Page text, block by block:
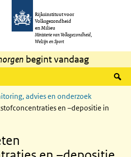
gaan
Rijksinstituut voor
Volksgezondheid
en Milieu
Ministerie van Volksgezondheid,
Welzijn en Sport
begint vandaag
advies en onderzoek
en –depositie in